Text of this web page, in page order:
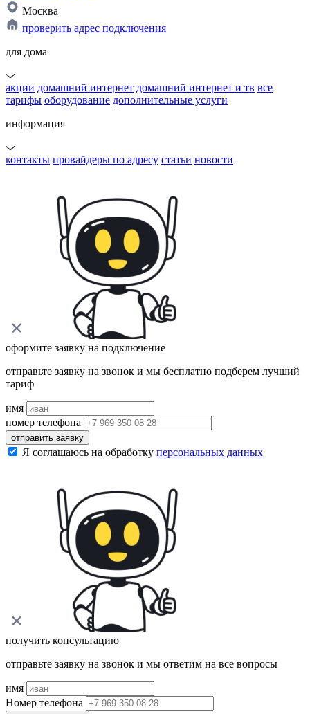
Москва
проверить адрес подключения
для дома
акции домашний интернет домашний интернет и тв все
тарифы оборудование дополнительные услуги
информация
контакты провайдеры по адресу статьи новости
оформите заявку на подключение
отправьте заявку на звонок и мы бесплатно подберем лучший
тариф
имя
номер телефона
отправить заявку
Я соглашаюсь на обработку персональных данных
получить консультацию
отправьте заявку на звонок и мы ответим на все вопросы
имя
Номер телефона